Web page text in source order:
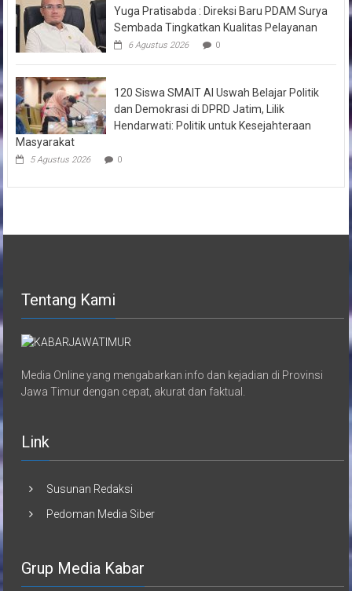
Yuga Pratisabda : Direksi Baru PDAM Surya
Sembada Tingkatkan Kualitas Pelayanan
6 Agustus 2026 0
120 Siswa SMAIT Al Uswah Belajar Politik
dan Demokrasi di DPRD Jatim, Lilik
Hendarwati: Politik untuk Kesejahteraan
Masyarakat
5 Agustus 2026 0
Tentang Kami
Media Online yang mengabarkan info dan kejadian di Provinsi
Jawa Timur dengan cepat, akurat dan faktual.
Link
Susunan Redaksi
Pedoman Media Siber
Grup Media Kabar